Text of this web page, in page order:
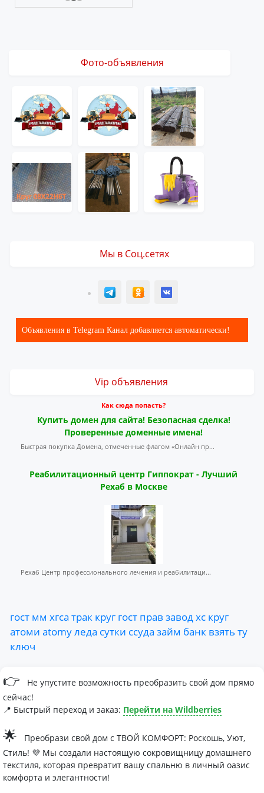
Фото-объявления
Мы в Соц.сетях
T ОК ВК
Объявления в Telegram Канал добавляется автоматически!
Vip объявления
Как сюда попасть?
Купить домен для сайта! Безопасная сделка!
Проверенные доменные имена!
Быстрая покупка Домена, отмеченные флагом «Онлайн пр...
Реабилитационный центр Гиппократ - Лучший
Рехаб в Москве
Рехаб Центр профессионального лечения и реабилитаци...
гост мм хгса трак круг гост прав заводхс круг
атоми atomyледа сутки ссуда займ банк взять ту
ключ
👉
Не упустите возможность преобразить свой дом прямо
сейчас!
📍 Быстрый переход и заказ: Перейти на Wildberries
🌟
Преобрази свой дом с ТВОЙ КОМФОРТ: Роскошь, Уют,
Стиль! 💜 Мы создали настоящую сокровищницу домашнего
текстиля, которая превратит вашу спальню в личный оазис
комфорта и элегантности!